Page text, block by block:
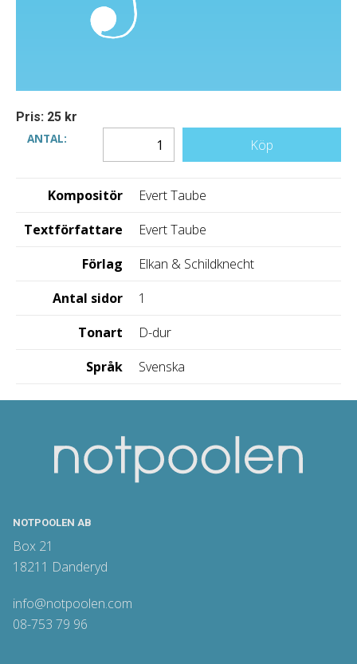
Pris: 25 kr
ANTAL:
Köp
Kompositör
Evert Taube
Textförfattare
Evert Taube
Förlag
Elkan & Schildknecht
Antal sidor
1
Tonart
D-dur
Språk
Svenska
NOTPOOLEN AB
Box 21
18211 Danderyd
info@notpoolen.com
08-753 79 96